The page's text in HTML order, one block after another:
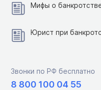
Мифы о
Юрист при
Звонки по РФ бесплатно
8 800 100 04 55